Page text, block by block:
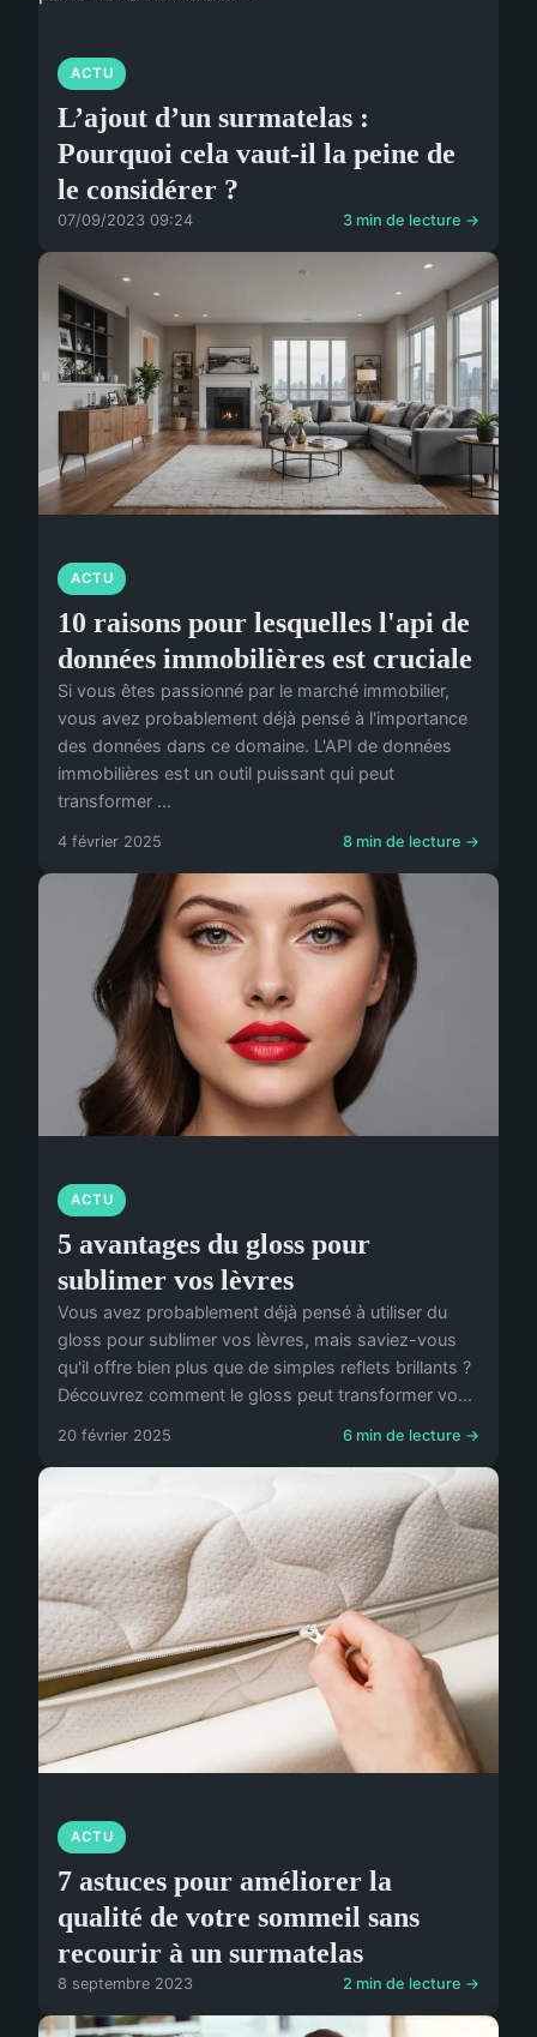
ACTU
L’ajout d’un surmatelas :
Pourquoi cela vaut-il la peine de
le considérer ?
07/09/2023 09:24 3 min de lecture →
ACTU
10 raisons pour lesquelles l'api de
données immobilières est cruciale
Si vous êtes passionné par le marché immobilier,
vous avez probablement déjà pensé à l'importance
des données dans ce domaine. L'API de données
immobilières est un outil puissant qui peut
transformer ...
4 février 2025 8 min de lecture →
ACTU
5 avantages du gloss pour
sublimer vos lèvres
Vous avez probablement déjà pensé à utiliser du
gloss pour sublimer vos lèvres, mais saviez-vous
qu'il offre bien plus que de simples reflets brillants ?
Découvrez comment le gloss peut transformer vo...
20 février 2025 6 min de lecture →
ACTU
7 astuces pour améliorer la
qualité de votre sommeil sans
recourir à un surmatelas
8 septembre 2023 2 min de lecture →